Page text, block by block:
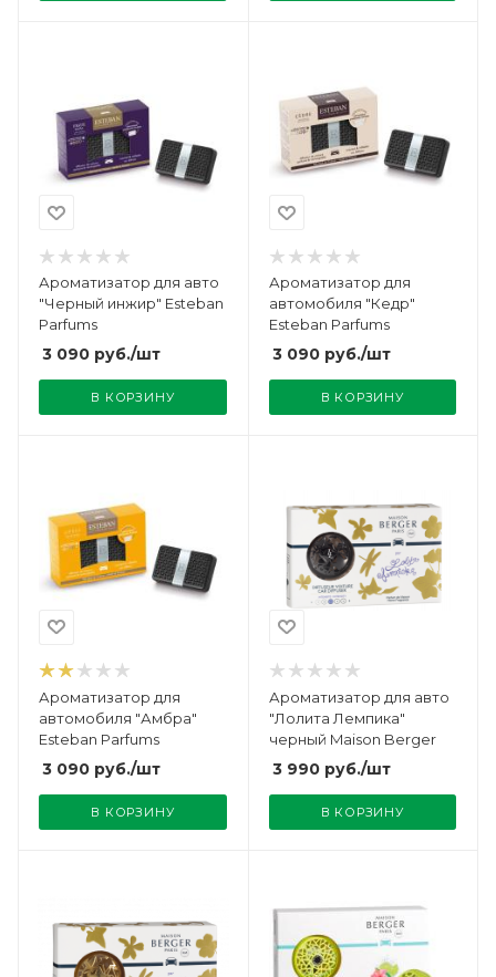
Ароматизатор для авто
"Черный инжир" Esteban
Parfums
3 090 руб./шт
В КОРЗИНУ
Ароматизатор для
автомобиля "Кедр"
Esteban Parfums
3 090руб./шт
В КОРЗИНУ
Ароматизатор для
автомобиля "Амбра"
Esteban Parfums
3 090 руб./шт
В КОРЗИНУ
Ароматизатор для авто
"Лолита Лемпика"
черный Maison Berger
3 990руб./шт
В КОРЗИНУ